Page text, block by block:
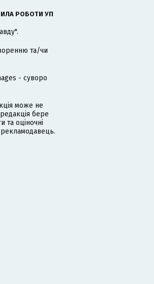
РОБОТИ УП
та/чи
- суворо
може не
бере
та оціночні
рекламодавець.